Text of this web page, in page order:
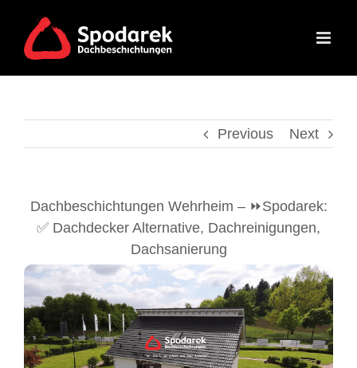
content
Previous Next
Dachbeschichtungen Wehrheim – ⏩Spodarek:
✅ Dachdecker Alternative, Dachreinigungen,
Dachsanierung